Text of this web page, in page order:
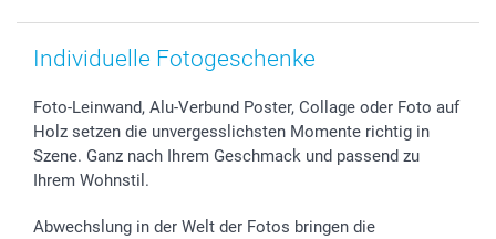
Individuelle Fotogeschenke
Foto-Leinwand, Alu-Verbund Poster, Collage oder Foto auf
Holz setzen die unvergesslichsten Momente richtig in
Szene. Ganz nach Ihrem Geschmack und passend zu
Ihrem Wohnstil.
Abwechslung in der Welt der Fotos bringen die